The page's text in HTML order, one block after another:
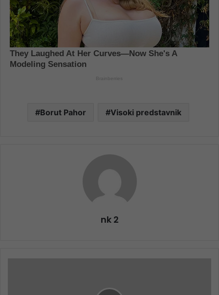
Borut Pahor Visoki predstavnik
nk 2